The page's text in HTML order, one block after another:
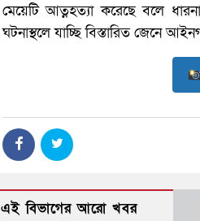
মেয়েটি আত্নহত্যা করেছে বলে
ঘটনাস্থলে যাচ্ছি বিস্তারিত জেনে
এই বিভাগের আরো খবর